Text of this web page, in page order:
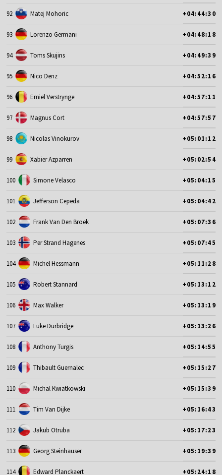
92 Matej Mohoric +04:44:30
93 Lorenzo Germani +04:48:18
94 Toms Skujins +04:49:39
95 Nico Denz +04:52:16
96 Emiel Verstrynge +04:57:11
97 Magnus Cort +04:57:57
98 Nicolas Vinokurov +05:01:12
99 Xabier Azparren +05:02:54
100 Simone Velasco +05:04:15
101 Jefferson Cepeda +05:04:42
102 Frank Van Den Broek +05:07:36
103 Per Strand Hagenes +05:07:45
104 Michel Hessmann +05:11:28
105 Robert Stannard +05:13:12
106 Max Walker +05:13:19
107 Luke Durbridge +05:13:26
108 Anthony Turgis +05:14:55
109 Thibault Guernalec +05:15:27
110 Michal Kwiatkowski +05:15:39
111 Tim Van Dijke +05:16:43
112 Jakub Otruba +05:17:23
113 Georg Steinhauser +05:19:39
114 Edward Planckaert +05:24:18